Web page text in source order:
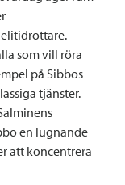
som vill röra
på Sibbos
tjänster.
en lugnande
att koncentrera